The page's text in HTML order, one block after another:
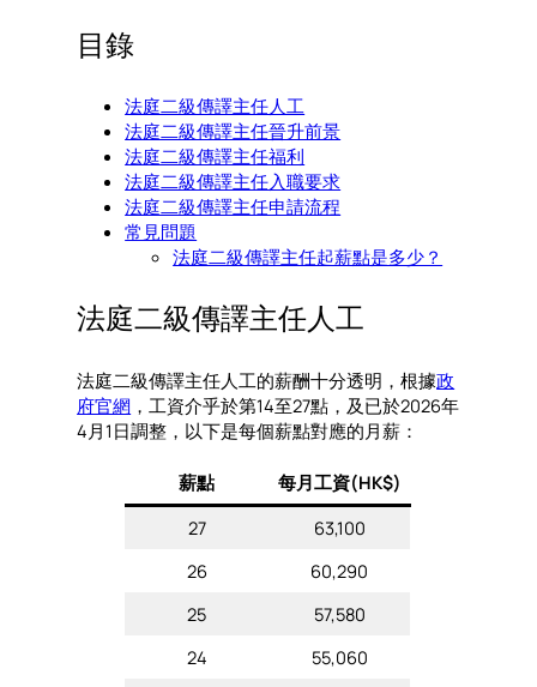
目錄
法庭二級傳譯主任人工
法庭二級傳譯主任晉升前景
法庭二級傳譯主任福利
法庭二級傳譯主任入職要求
法庭二級傳譯主任申請流程
常見問題
法庭二級傳譯主任起薪點是多少？
法庭二級傳譯主任人工
法庭二級傳譯主任人工的薪酬十分透明，根據政
府官網 ，工資介乎於第14至27點，及已於2026年
4月1日調整，以下是每個薪點對應的月薪：
薪點
每月工資(HK$)
27
63,100
26
60,290
25
57,580
24
55,060